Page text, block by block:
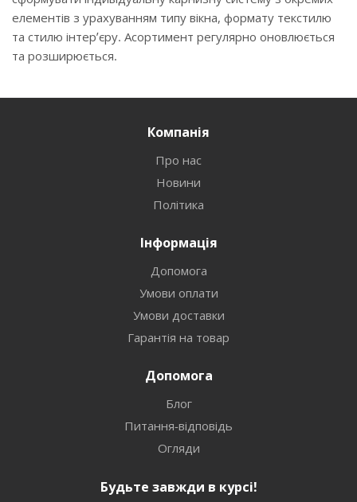
елементів з урахуванням типу вікна, формату текстилю
та стилю інтер’єру. Асортимент регулярно оновлюється
та розширюється.
Компанія
Про нас
Новини
Політика
Інформація
Допомога
Умови оплати
Умови доставки
Гарантія на товар
Допомога
Блог
Питання-відповідь
Огляди
Будьте завжди в курсі!